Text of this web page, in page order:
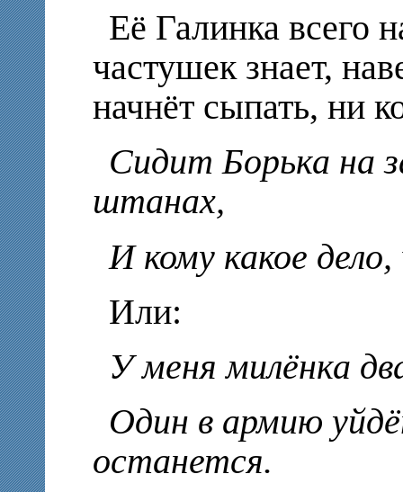
Её Галинка всего
частушек знает,
начнёт сыпать, ни
Сидит Борька на
штанах,
И кому какое
Или:
У меня милёнка
Один в армию
останется.